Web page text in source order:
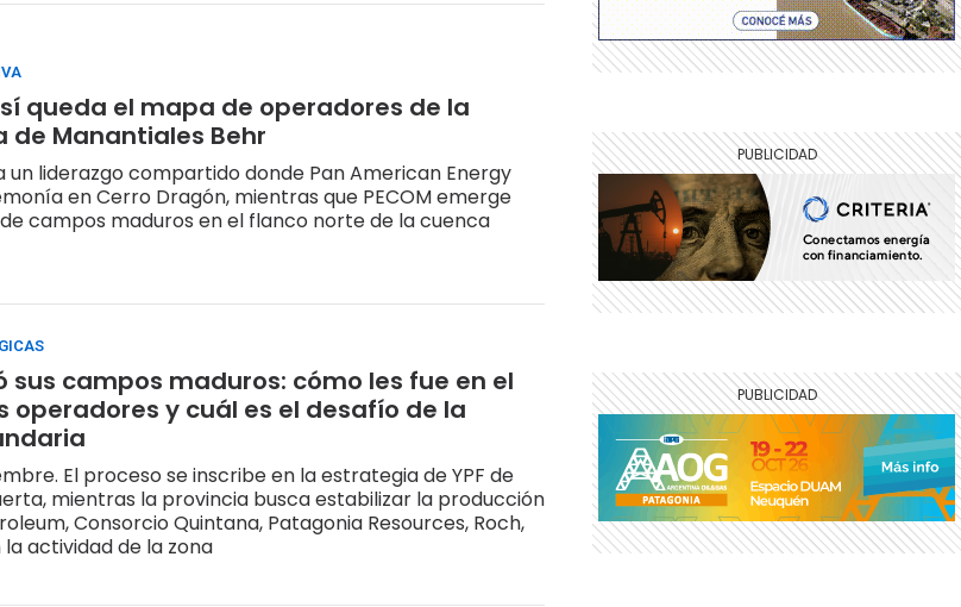
queda el mapa de operadores de la
de Manantiales Behr
un liderazgo compartido donde Pan American Energy
en Cerro Dragón, mientras que PECOM emerge
campos maduros en el flanco norte de la cuenca
sus campos maduros: cómo les fue en el
operadores y cuál es el desafío de la
El proceso se inscribe en la estrategia de YPF de
mientras la provincia busca estabilizar la producción
Consorcio Quintana, Patagonia Resources, Roch,
actividad de la zona